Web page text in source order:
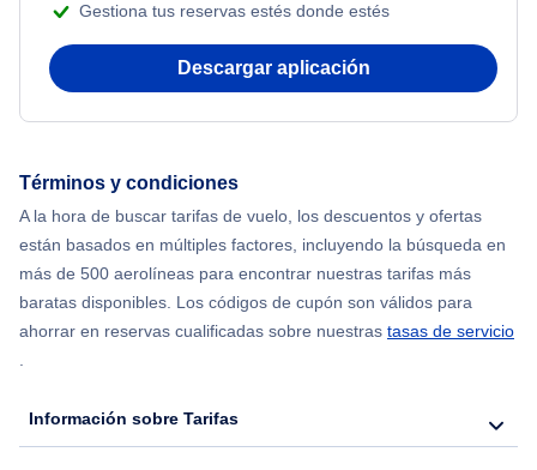
Flights from Nueva York to Mumbai
Flights from Shanghai to Nueva York
Flights from Nueva York to Hong Kong
Flights from Nueva York to Seúl
Gestiona tus reservas estés donde estés
Descargar aplicación
Términos y condiciones
A la hora de buscar tarifas de vuelo, los descuentos y ofertas
están basados en múltiples factores, incluyendo la búsqueda en
más de 500 aerolíneas para encontrar nuestras tarifas más
baratas disponibles. Los códigos de cupón son válidos para
ahorrar en reservas cualificadas sobre nuestras tasas de servicio
.
Información sobre Tarifas